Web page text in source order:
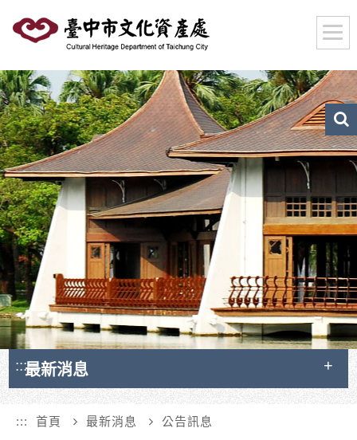
要
內
容
區
塊
:::最新消息
::: 首頁 最新消息 公告訊息
文
化
資
搜
尋